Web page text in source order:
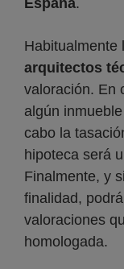
España.
Habitualmente
arquitectos
valoración. En
algún
cabo la
hipoteca será
Finalmente, y
finalidad,
valoraciones
homologada.